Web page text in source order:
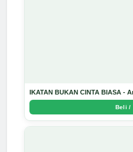
IKATAN BUKAN CINTA BIASA -
Beli /